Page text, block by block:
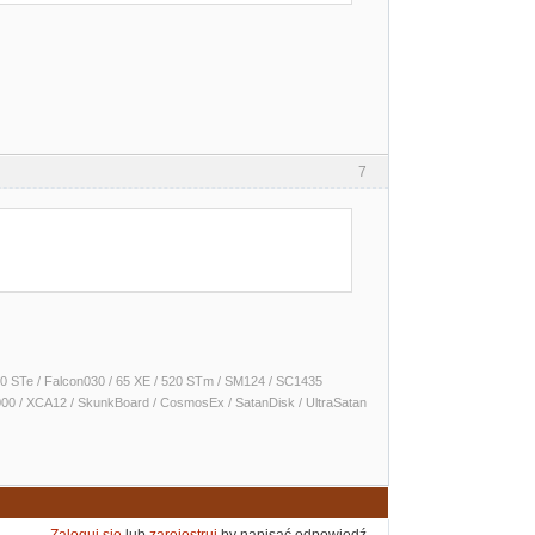
7
STe / Falcon030 / 65 XE / 520 STm / SM124 / SC1435
/ XCA12 / SkunkBoard / CosmosEx / SatanDisk / UltraSatan